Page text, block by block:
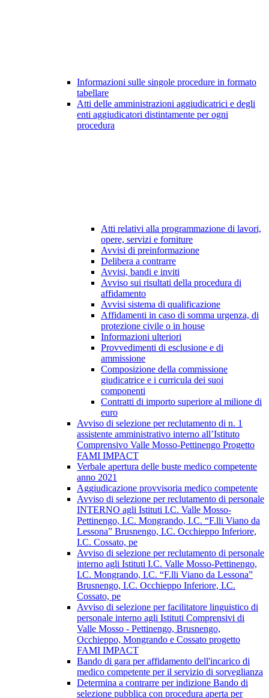
Informazioni sulle singole procedure in formato
tabellare
Atti delle amministrazioni aggiudicatrici e degli
enti aggiudicatori distintamente per ogni
procedura
Atti relativi alla programmazione di lavori,
opere, servizi e forniture
Avvisi di preinformazione
Delibera a contrarre
Avvisi, bandi e inviti
Avviso sui risultati della procedura di
affidamento
Avvisi sistema di qualificazione
Affidamenti in caso di somma urgenza, di
protezione civile o in house
Informazioni ulteriori
Provvedimenti di esclusione e di
ammissione
Composizione della commissione
giudicatrice e i curricula dei suoi
componenti
Contratti di importo superiore al milione di
euro
Avviso di selezione per reclutamento di n. 1
assistente amministrativo interno all’Istituto
Comprensivo Valle Mosso-Pettinengo Progetto
FAMI IMPACT
Verbale apertura delle buste medico competente
anno 2021
Aggiudicazione provvisoria medico competente
Avviso di selezione per reclutamento di personale
INTERNO agli Istituti I.C. Valle Mosso-
Pettinengo, I.C. Mongrando, I.C. “F.lli Viano da
Lessona” Brusnengo, I.C. Occhieppo Inferiore,
I.C. Cossato, pe
Avviso di selezione per reclutamento di personale
interno agli Istituti I.C. Valle Mosso-Pettinengo,
I.C. Mongrando, I.C. “F.lli Viano da Lessona”
Brusnengo, I.C. Occhieppo Inferiore, I.C.
Cossato, pe
Avviso di selezione per facilitatore linguistico di
personale interno agli Istituti Comprensivi di
Valle Mosso - Pettinengo, Brusnengo,
Occhieppo, Mongrando e Cossato progetto
FAMI IMPACT
Bando di gara per affidamento dell'incarico di
medico competente per il servizio di sorveglianza
Determina a contrarre per indizione Bando di
selezione pubblica con procedura aperta per